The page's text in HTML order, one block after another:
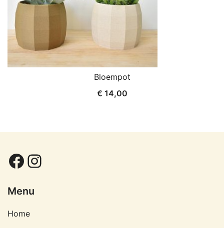
Bloempot
€ 14,00
Facebook
Instagram
Menu
Home